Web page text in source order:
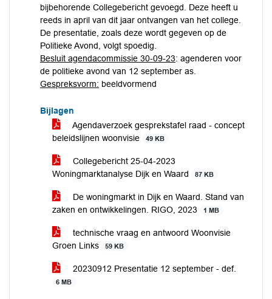
bijbehorende Collegebericht gevoegd. Deze heeft u
reeds in april van dit jaar ontvangen van het college.
De presentatie, zoals deze wordt gegeven op de
Politieke Avond, volgt spoedig.
Besluit agendacommissie 30-09-23: agenderen voor
de politieke avond van 12 september as.
Gespreksvorm: beeldvormend
Bijlagen
Agendaverzoek gesprekstafel raad - concept
beleidslijnen woonvisie
49 KB
Collegebericht 25-04-2023
Woningmarktanalyse Dijk en Waard
87 KB
De woningmarkt in Dijk en Waard. Stand van
zaken en ontwikkelingen. RIGO, 2023
1 MB
technische vraag en antwoord Woonvisie
Groen Links
59 KB
20230912 Presentatie 12 september - def.
6 MB